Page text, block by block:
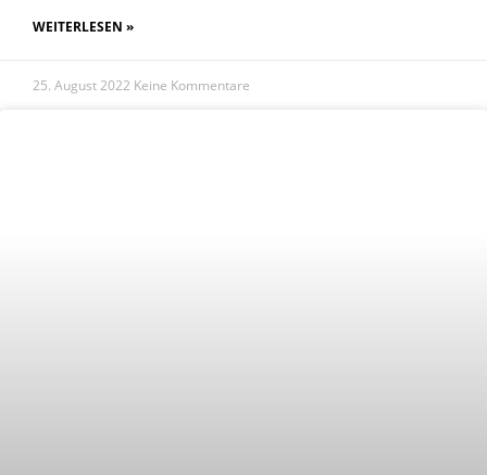
WEITERLESEN »
25. August 2022 Keine Kommentare